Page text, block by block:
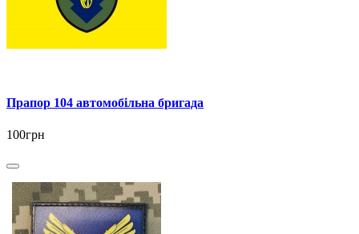
Прапор 104 автомобільна бригада
100грн